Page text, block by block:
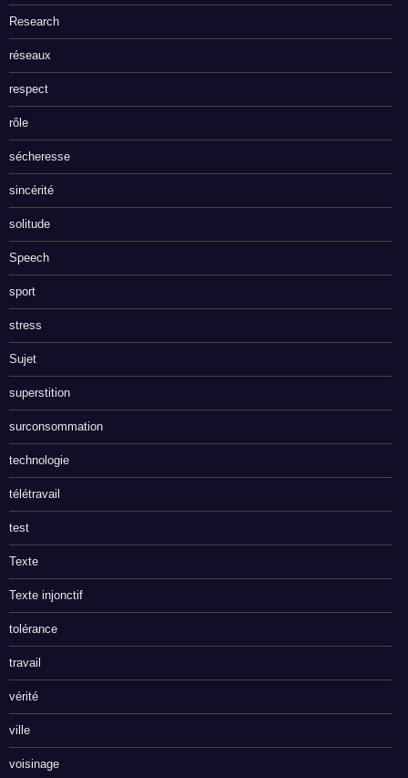
Research
réseaux
respect
rôle
sécheresse
sincérité
solitude
Speech
sport
stress
Sujet
superstition
surconsommation
technologie
télétravail
test
Texte
Texte injonctif
tolérance
travail
vérité
ville
voisinage